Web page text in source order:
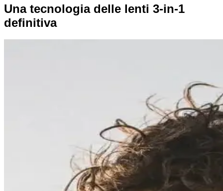
Una tecnologia delle lenti 3-in-1
definitiva